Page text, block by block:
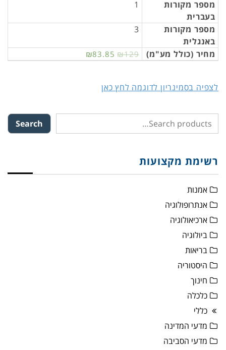
מספר מקורות
בעברית
1
מספר מקורות
באנגלית
3
מחיר (כולל מע"מ) ₪83.85 ₪129
לצפיה בסמינריון לדוגמה לחץ כאן
Search
רשימת מקצועות
אמנות
אנתרופולוגיה
ארכיאולוגיה
ביולוגיה
בריאות
היסטוריה
חינוך
כלכלה
כללי
מדעי המדינה
מדעי הסביבה